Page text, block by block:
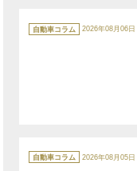
テ
ゴ
自動車コラム 2026年08月06日
テ
ゴ
自動車コラム 2026年08月05日